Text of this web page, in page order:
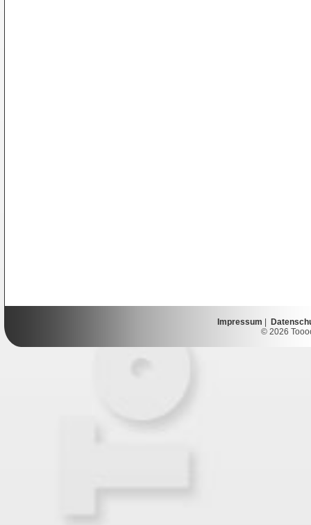
Impressum
© 2026